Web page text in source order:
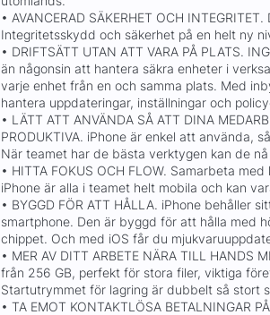
• AVANCERAD SÄKERHET OCH
Integritetsskydd och säkerhet på en helt ny
• DRIFTSÄTT UTAN ATT VARA PÅ PLATS.
än någonsin att hantera säkra enheter i
varje enhet från en och samma plats. Med
hantera uppdateringar, inställningar och
• LÄTT ATT ANVÄNDA SÅ ATT DINA
PRODUKTIVA. iPhone är enkel att använda,
När teamet har de bästa verktygen kan de
• HITTA FOKUS OCH FLOW. Samarbeta
iPhone är alla i teamet helt mobila och kan
• BYGGD FÖR ATT HÅLLA. iPhone behåller
smartphone. Den är byggd för att hålla med
chippet. Och med iOS får du
• MER AV DITT ARBETE NÄRA TILL HANDS
från 256 GB, perfekt för stora filer, viktiga
Startutrymmet för lagring är dubbelt så stort
• TA EMOT KONTAKTLÖSA BETALNINGAR